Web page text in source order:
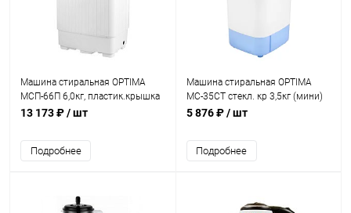
Машина стиральная OPTIMA
МСП-66П 6,0кг, пластик.крышка
13 173 ₽/ шт
Подробнее
Машина стиральная OPTIMA
МС-35СТ стекл. кр 3,5кг (мини)
5 876 ₽/ шт
Подробнее